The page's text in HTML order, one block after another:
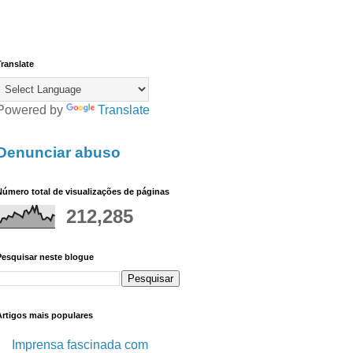
by Translate
abuso
total de visualizações de páginas
212,285
neste blogue
mais populares
Imprensa fascinada com